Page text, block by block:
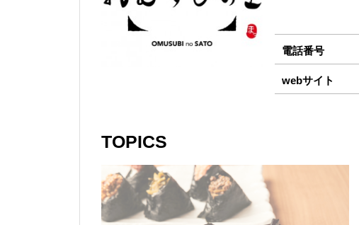
電話番号
webサイト
TOPICS